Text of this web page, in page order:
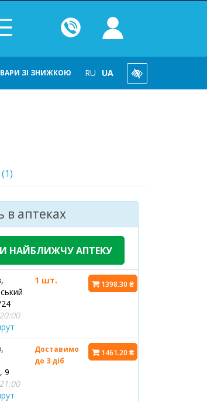
ЗІ ЗНИЖКОЮ RU UA
в аптеках
НАЙБЛИЖЧУ АПТЕКУ
24
1 шт. 1398.30 ₴
9
Доставимо
до 3 діб
1461.20 ₴